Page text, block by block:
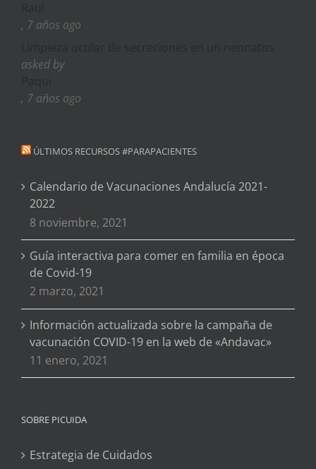
, 7 años ago
asked by
, 7 años ago
ÚLTIMOS RECURSOS #PARAPACIENTES
Calendario de Vacunaciones Andalucía 2021-
2022
8 noviembre, 2021
Guía interactiva para comer en familia en época
de Covid-19
2 marzo, 2021
Información actualizada sobre la campaña de
vacunación COVID-19 en la web de «Andavac»
11 enero, 2021
SOBRE PICUIDA
Estrategia de Cuidados